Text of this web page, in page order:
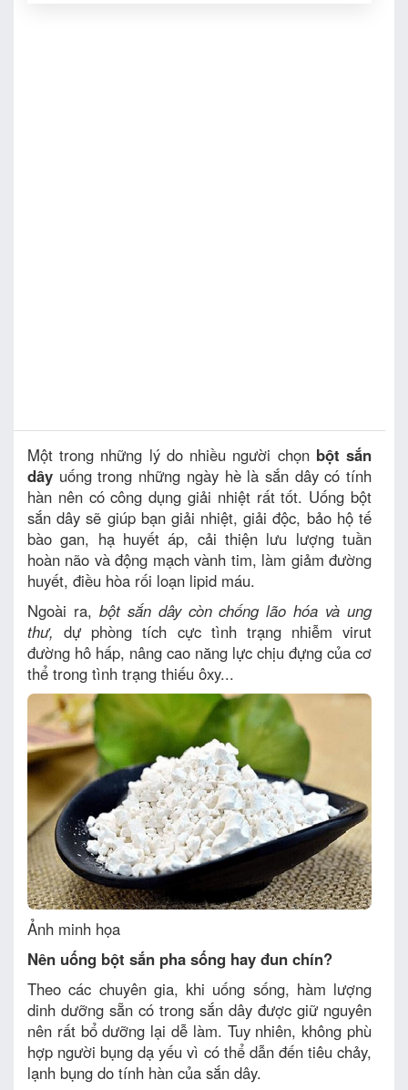
Một trong những lý do nhiều người chọn bột sắn
dây uống trong những ngày hè là sắn dây có tính
hàn nên có công dụng giải nhiệt rất tốt. Uống bột
sắn dây sẽ giúp bạn giải nhiệt, giải độc, bảo hộ tế
bào gan, hạ huyết áp, cải thiện lưu lượng tuần
hoàn não và động mạch vành tim, làm giảm đường
huyết, điều hòa rối loạn lipid máu.
Ngoài ra, bột sắn dây còn chống lão hóa và ung
thư, dự phòng tích cực tình trạng nhiễm virut
đường hô hấp, nâng cao năng lực chịu đựng của cơ
thể trong tình trạng thiếu ôxy...
Ảnh minh họa
Nên uống bột sắn pha sống hay đun chín?
Theo các chuyên gia, khi uống sống, hàm lượng
dinh dưỡng sẵn có trong sắn dây được giữ nguyên
nên rất bổ dưỡng lại dễ làm. Tuy nhiên, không phù
hợp người bụng dạ yếu vì có thể dẫn đến tiêu chảy,
lạnh bụng do tính hàn của sắn dây.